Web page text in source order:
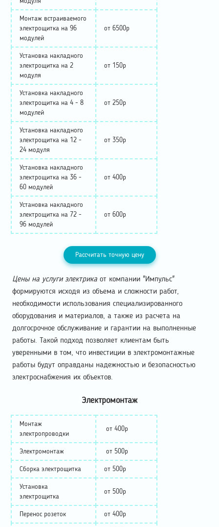
Монтаж встраиваемого
электрощитка на 96
модулей
от 6500р
Установка накладного
электрощитка на 2
модуля
от 150р
Установка накладного
электрощитка на 4 - 8
модулей
от 250р
Установка накладного
электрощитка на 12 -
24 модуля
от 350р
Установка накладного
электрощитка на 36 -
60 модулей
от 400р
Установка накладного
электрощитка на 72 -
96 модулей
от 600р
Рассчитать точную цену
Цены на услуги электрика от компании "Импульс"
формируются исходя из объема и сложности работ,
необходимости использования специализированного
оборудования и материалов, а также из расчета на
долгосрочное обслуживание и гарантии на выполненные
работы. Такой подход позволяет клиентам быть
уверенными в том, что инвестиции в электромонтажные
работы будут оправданы надежностью и безопасностью
электроснабжения их объектов.
Электромонтаж
Монтаж
электропроводки
от 400р
Электромонтаж от 500р
Сборка электрощитка от 500р
Установка
электрощитка
от 500р
Перенос розеток от 400р